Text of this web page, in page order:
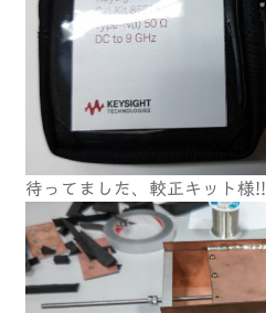
待ってました、較正キット様!!